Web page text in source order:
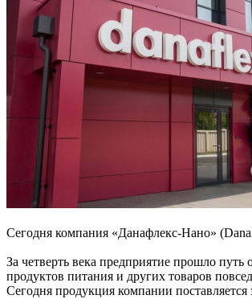
Сегодня компания «Данафлекс-Нано»
За четверть века предприятие прошло
продуктов питания и других товаров
Сегодня продукция компании